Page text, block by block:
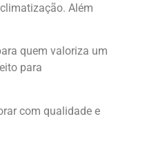
Além
quem valoriza um
para
com qualidade e